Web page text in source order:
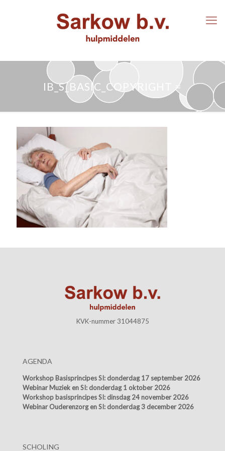
IB_S_BASIC_COPYRIGHT =
KVK-nummer 31044875
AGENDA
Workshop Basisprincipes SI: donderdag 17 september 2026
Webinar Muziek en SI: donderdag 1 oktober 2026
Workshop basisprincipes SI: dinsdag 24 november 2026
Webinar Ouderenzorg en SI: donderdag 3 december 2026
SCHOLING